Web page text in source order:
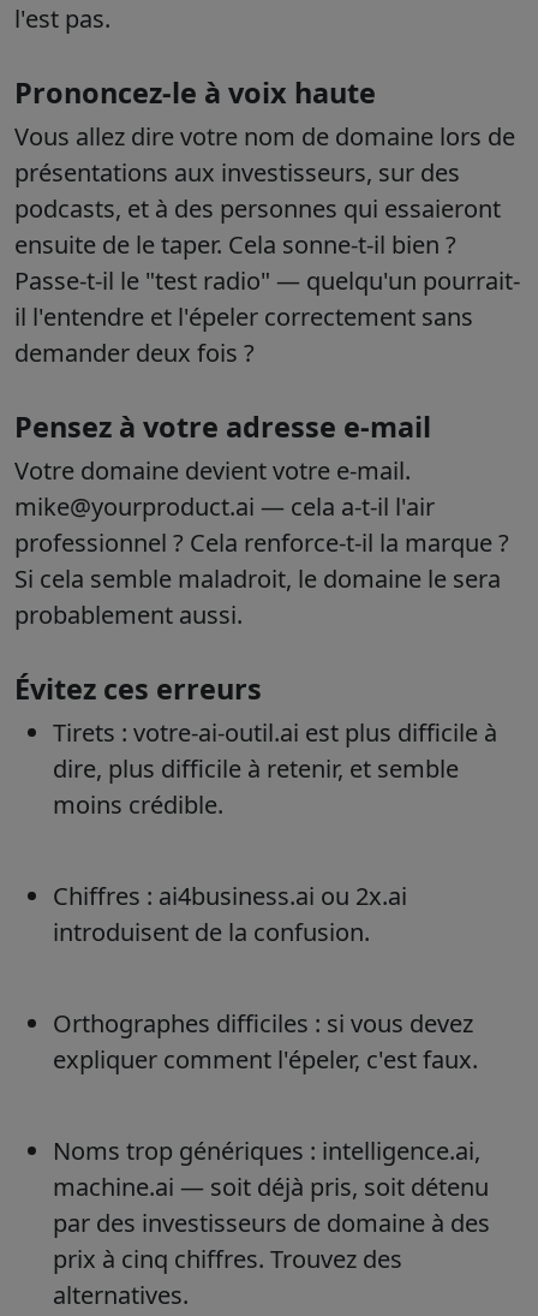
l'est pas.
Prononcez-le à voix haute
Vous allez dire votre nom de domaine lors de
présentations aux investisseurs, sur des
podcasts, et à des personnes qui essaieront
ensuite de le taper. Cela sonne-t-il bien ?
Passe-t-il le "test radio" — quelqu'un pourrait-
il l'entendre et l'épeler correctement sans
demander deux fois ?
Pensez à votre adresse e-mail
Votre domaine devient votre e-mail.
mike@yourproduct.ai — cela a-t-il l'air
professionnel ? Cela renforce-t-il la marque ?
Si cela semble maladroit, le domaine le sera
probablement aussi.
Évitez ces erreurs
Tirets : votre-ai-outil.ai est plus difficile à
dire, plus difficile à retenir, et semble
moins crédible.
Chiffres : ai4business.ai ou 2x.ai
introduisent de la confusion.
Orthographes difficiles : si vous devez
expliquer comment l'épeler, c'est faux.
Noms trop génériques : intelligence.ai,
machine.ai — soit déjà pris, soit détenu
par des investisseurs de domaine à des
prix à cinq chiffres. Trouvez des
alternatives.